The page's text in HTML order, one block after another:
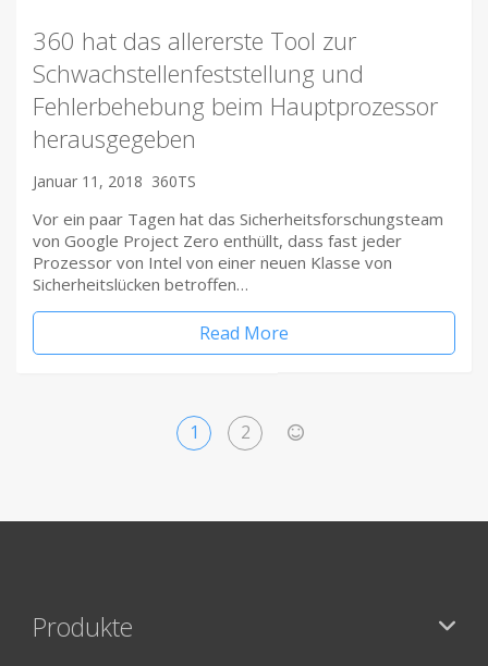
360 hat das allererste Tool zur
Schwachstellenfeststellung und
Fehlerbehebung beim Hauptprozessor
herausgegeben
Januar 11, 2018 360TS
Vor ein paar Tagen hat das Sicherheitsforschungsteam
von Google Project Zero enthüllt, dass fast jeder
Prozessor von Intel von einer neuen Klasse von
Sicherheitslücken betroffen…
Read More
1 2
Produkte